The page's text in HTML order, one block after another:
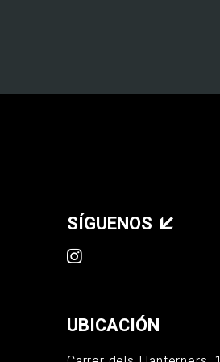
SÍGUENOS
UBICACIÓN